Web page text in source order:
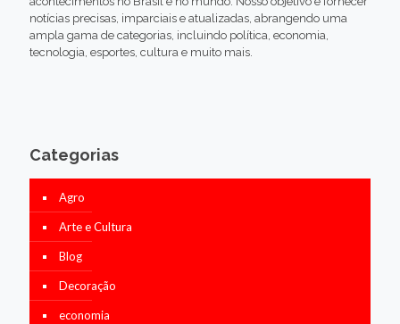
notícias precisas, imparciais e atualizadas, abrangendo uma
ampla gama de categorias, incluindo política, economia,
tecnologia, esportes, cultura e muito mais.
Categorias
Agro
Arte e Cultura
Blog
Decoração
economia